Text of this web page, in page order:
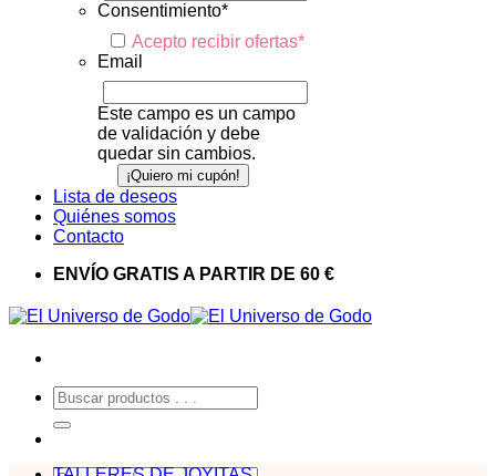
Consentimiento*
Acepto recibir ofertas*
Email
Este campo es un campo
de validación y debe
quedar sin cambios.
Lista de deseos
Quiénes somos
Contacto
ENVÍO GRATIS A PARTIR DE 60 €
Buscar
por: